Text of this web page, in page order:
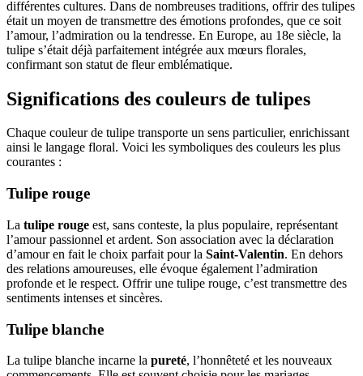
différentes cultures. Dans de nombreuses traditions, offrir des tulipes
était un moyen de transmettre des émotions profondes, que ce soit
l’amour, l’admiration ou la tendresse. En Europe, au 18e siècle, la
tulipe s’était déjà parfaitement intégrée aux mœurs florales,
confirmant son statut de fleur emblématique.
Significations des couleurs de tulipes
Chaque couleur de tulipe transporte un sens particulier, enrichissant
ainsi le langage floral. Voici les symboliques des couleurs les plus
courantes :
Tulipe rouge
La tulipe rouge est, sans conteste, la plus populaire, représentant
l’amour passionnel et ardent. Son association avec la déclaration
d’amour en fait le choix parfait pour la Saint-Valentin. En dehors
des relations amoureuses, elle évoque également l’admiration
profonde et le respect. Offrir une tulipe rouge, c’est transmettre des
sentiments intenses et sincères.
Tulipe blanche
La tulipe blanche incarne la pureté, l’honnêteté et les nouveaux